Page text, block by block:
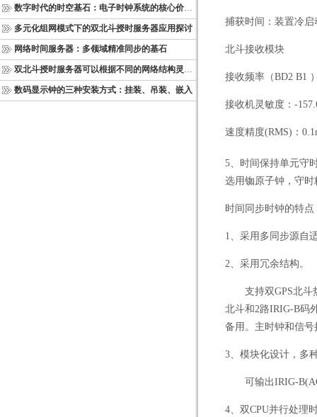
数字时代的时空基石：电子时钟系统的核心价值与多维意义
多元化组网模式下的双北斗授时服务器应用探讨
网络时间服务器：多领域精准同步的基石
双北斗授时服务器可以根据不同的网络结构灵活部署
数码显示钟的三种安装方式：挂装、吊装、嵌入
捕获时间：装置冷启
北斗接收模块
接收频率（BD2 B1
接收机灵敏度： -
速度精度(RMS) ：
5 、时间保持单元守
选用铷原子钟，守时
时间同步时钟的特点
1 、采用多同步源自
2 、采用冗余结构。
支持双GPS北斗
北斗和2路IRIG-B码
备用。主时钟和信
3 、模块化设计，多
可输出IRIG-
4 、双CPU并行处理